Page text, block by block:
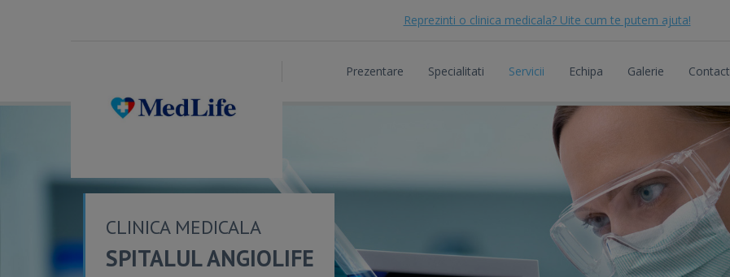
Reprezinti o clinica medicala? Uite cum te putem ajuta!
Prezentare Specialitati Servicii Echipa Galerie Contact
CLINICA MEDICALA
SPITALUL ANGIOLIFE